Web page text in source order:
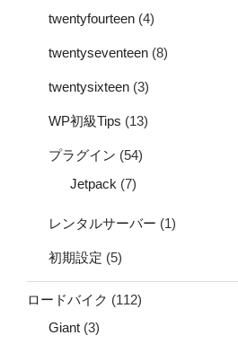
twentyfourteen (4)
twentyseventeen (8)
twentysixteen (3)
WP初級Tips (13)
プラグイン (54)
Jetpack (7)
レンタルサーバー (1)
初期設定 (5)
ロードバイク (112)
Giant (3)